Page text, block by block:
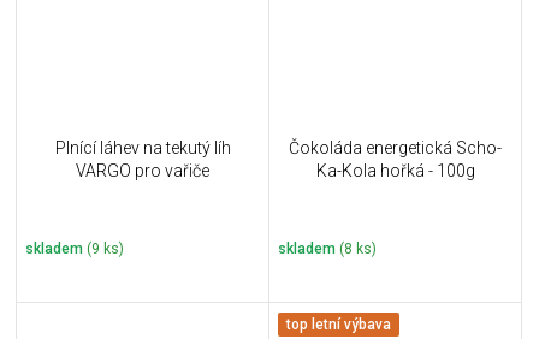
Plnící láhev na tekutý líh
VARGO pro vařiče
skladem (9 ks)
Čokoláda energetická Scho-
Ka-Kola hořká - 100g
skladem (8 ks)
top letní výbava